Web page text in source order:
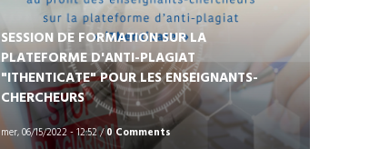
SESSION DE FORMATION SUR LA
PLATEFORME D'ANTI-PLAGIAT
"ITHENTICATE" POUR LES ENSEIGNANTS-
CHERCHEURS
mer, 06/15/2022 - 12:52/0 Comments